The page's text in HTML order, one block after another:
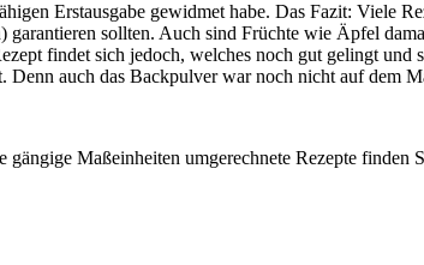
Erstausgabe gewidmet habe. Das Fazit: Viele
sollten. Auch sind Früchte wie Äpfel
findet sich jedoch, welches noch gut gelingt und
auch das Backpulver war noch nicht auf dem
Maßeinheiten umgerechnete Rezepte finden